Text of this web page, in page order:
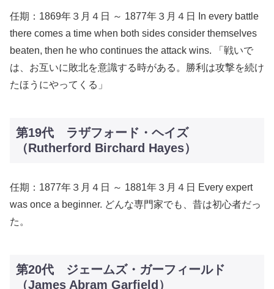
任期：1869年３月４日 ～ 1877年３月４日 In every battle
there comes a time when both sides consider themselves
beaten, then he who continues the attack wins. 「戦いで
は、お互いに敗北を意識する時がある。勝利は攻撃を続け
たほうにやってくる」
第19代 ラザフォード・ヘイズ
（Rutherford Birchard Hayes）
任期：1877年３月４日 ～ 1881年３月４日 Every expert
was once a beginner. どんな専門家でも、昔は初心者だっ
た。
第20代 ジェームズ・ガーフィールド
（James Abram Garfield）